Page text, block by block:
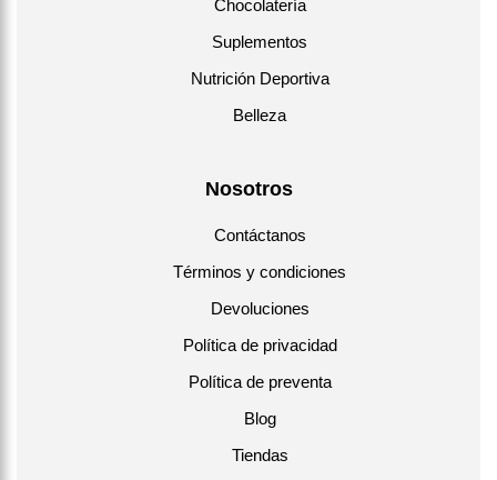
Chocolatería
Suplementos
Nutrición Deportiva
Belleza
Nosotros
Contáctanos
Términos y condiciones
Devoluciones
Política de privacidad
Política de preventa
Blog
Tiendas